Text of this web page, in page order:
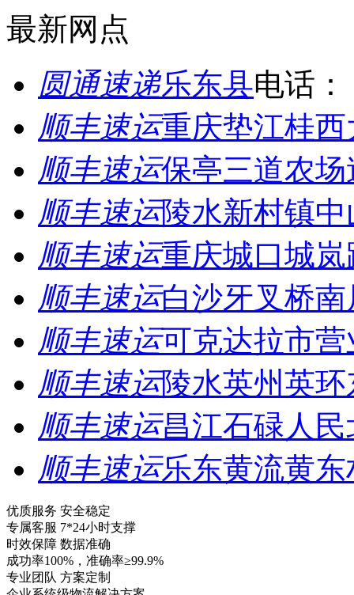
最新网点
圆通速递乐东县电话：
顺丰速运重庆垫江桂
顺丰速运保亭三道农
顺丰速运陵水新村镇
顺丰速运重庆城口城
顺丰速运白沙牙叉桥
顺丰速运可克达拉市营
顺丰速运陵水英州英
顺丰速运昌江石碌人
顺丰速运乐东黄流黄
优质服务 安全稳定
专属客服 7*24小时支撑
时效保障 数据准确
成功率100%，准确率≥99.9%
专业团队 方案定制